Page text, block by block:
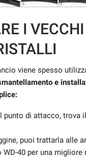
I VECCHI
viene spesso
e
punto di attacco, trova
puoi trattarla alle
40 per una migliore